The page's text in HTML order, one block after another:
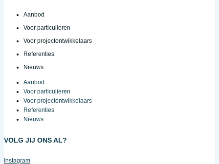
Aanbod
Voor particulieren
Voor projectontwikkelaars
Referenties
Nieuws
Aanbod
Voor particulieren
Voor projectontwikkelaars
Referenties
Nieuws
VOLG JIJ ONS AL?
Instagram